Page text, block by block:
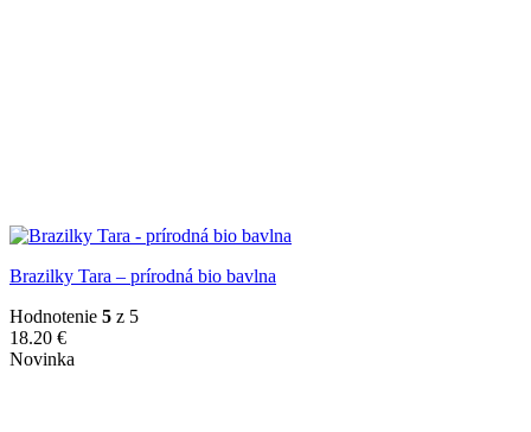
Brazilky Tara – prírodná bio bavlna
Hodnotenie 5 z 5
18.20 €
Novinka